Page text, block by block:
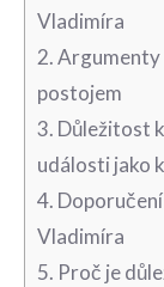
Vladimíra
2.
postojem
3. Důležitost
události jako⁢
4.⁣
Vladimíra
5. Proč je